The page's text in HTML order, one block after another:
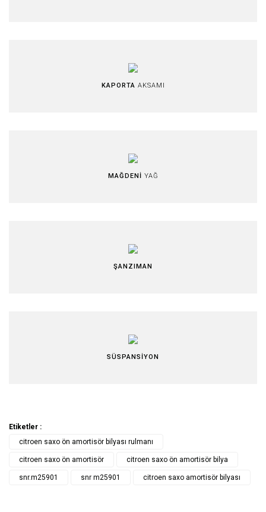
KAPORTA AKSAMI
MAĞDENİ YAĞ
ŞANZIMAN
SÜSPANSİYON
Etiketler :
citroen saxo ön amortisör bilyası rulmanı
citroen saxo ön amortisör citroen saxo ön amortisör bilya
snr.m25901 snr m25901 citroen saxo amortisör bilyası